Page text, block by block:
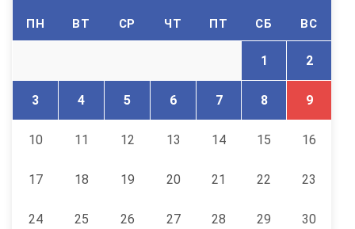
ПН ВТ СР ЧТ ПТ СБ ВС
1 2
3 4 5 6 7 8 9
10 11 12 13 14 15 16
17 18 19 20 21 22 23
24 25 26 27 28 29 30